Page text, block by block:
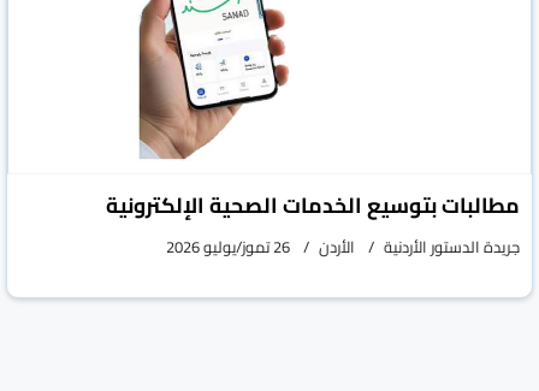
مطالبات بتوسيع الخدمات الصحية الإلكترونية
جريدة الدستور الأردنية الأردن 26 تموز/يوليو 2026